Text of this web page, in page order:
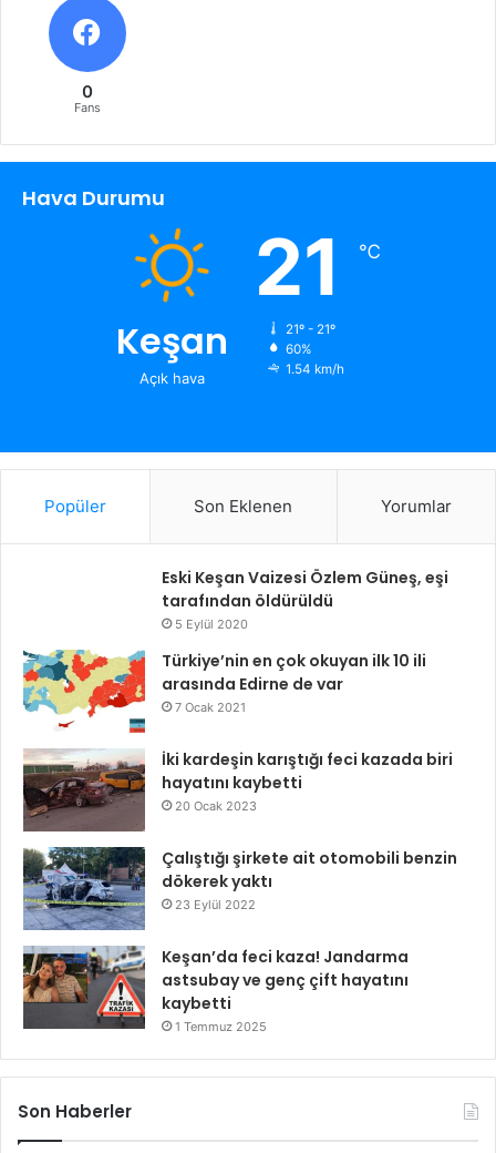
0
Fans
Hava Durumu
Keşan
Açık hava
21 ℃
21º - 21º
60%
1.54 km/h
Popüler Son Eklenen Yorumlar
Eski Keşan Vaizesi Özlem Güneş, eşi
tarafından öldürüldü
5 Eylül 2020
Türkiye’nin en çok okuyan ilk 10 ili
arasında Edirne de var
7 Ocak 2021
İki kardeşin karıştığı feci kazada biri
hayatını kaybetti
20 Ocak 2023
Çalıştığı şirkete ait otomobili benzin
dökerek yaktı
23 Eylül 2022
Keşan’da feci kaza! Jandarma
astsubay ve genç çift hayatını
kaybetti
1 Temmuz 2025
Son Haberler